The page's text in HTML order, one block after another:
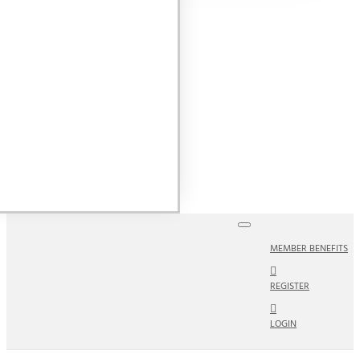
MEMBER BENEFITS
REGISTER
LOGIN